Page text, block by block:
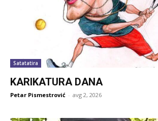
Satatatira
KARIKATURA DANA
Petar Pismestrović - avg 2, 2026